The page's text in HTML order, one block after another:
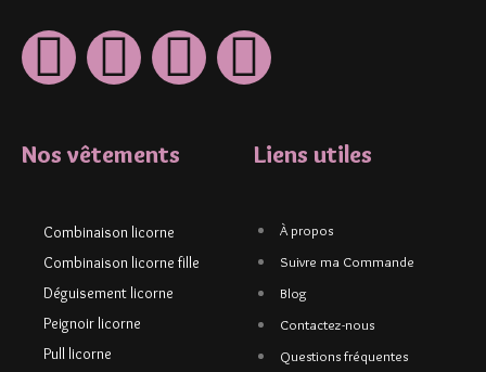
Nos vêtements
Combinaison licorne
Combinaison licorne fille
Déguisement licorne
Peignoir licorne
Pull licorne
Liens utiles
À propos
Suivre ma Commande
Blog
Contactez-nous
Questions fréquentes